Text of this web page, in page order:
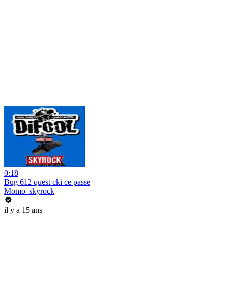
0:18
Bug 612 quest cki ce passe
Momo_skyrock
il y a 15 ans